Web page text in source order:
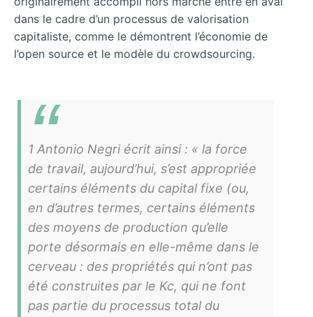
dans le cadre d’un processus de valorisation
capitaliste, comme le démontrent l’économie de
l’open source et le modèle du crowdsourcing.
1 Antonio Negri écrit ainsi : « la force
de travail, aujourd’hui, s’est appropriée
certains éléments du capital fixe (ou,
en d’autres termes, certains éléments
des moyens de production qu’elle
porte désormais en elle-même dans le
cerveau : des propriétés qui n’ont pas
été construites par le Kc, qui ne font
pas partie du processus total du